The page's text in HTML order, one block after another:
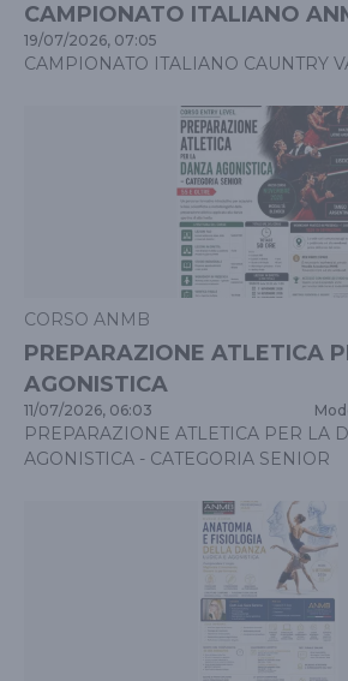
CAMPIONATO ITALIANO
19/07/2026, 07:05
CAMPIONATO ITALIANO CAUNTRY
CORSO ANMB
PREPARAZIONE ATLETICA
AGONISTICA
11/07/2026, 06:03
PREPARAZIONE ATLETICA PER LA
AGONISTICA - CATEGORIA SENIOR